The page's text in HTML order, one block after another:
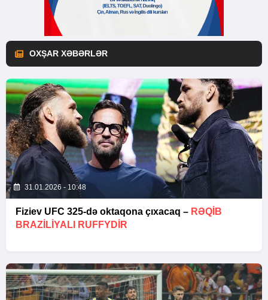
OXŞAR XƏBƏRLƏR
31.01.2026 - 10:48
Fiziev UFC 325-də oktaqona çıxacaq – RƏQIB
BRAZILIYALI RUFFYDIR